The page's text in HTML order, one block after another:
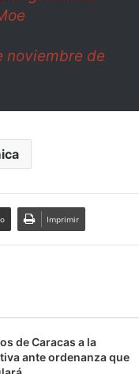
noviembre de
Imprimir
de Caracas a la
ante ordenanza que